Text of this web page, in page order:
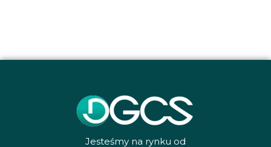
Jesteśmy na rynku od